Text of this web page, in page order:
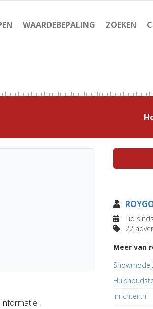
WAARDEBEPALING ZOEKEN
Lid
22
Meer van
inrichten.nl